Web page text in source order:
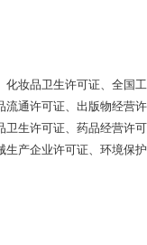
妆品卫生许可证、全国
通许可证、出版物经营
生许可证、药品经营许
产企业许可证、环境保